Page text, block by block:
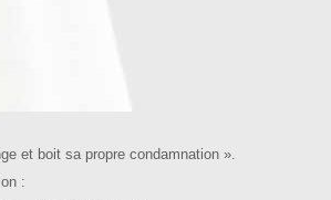
boit sa propre condamnation ».
: